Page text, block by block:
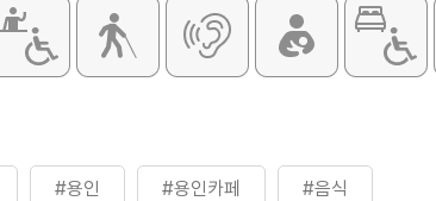
#용인 #용인카페 #음식